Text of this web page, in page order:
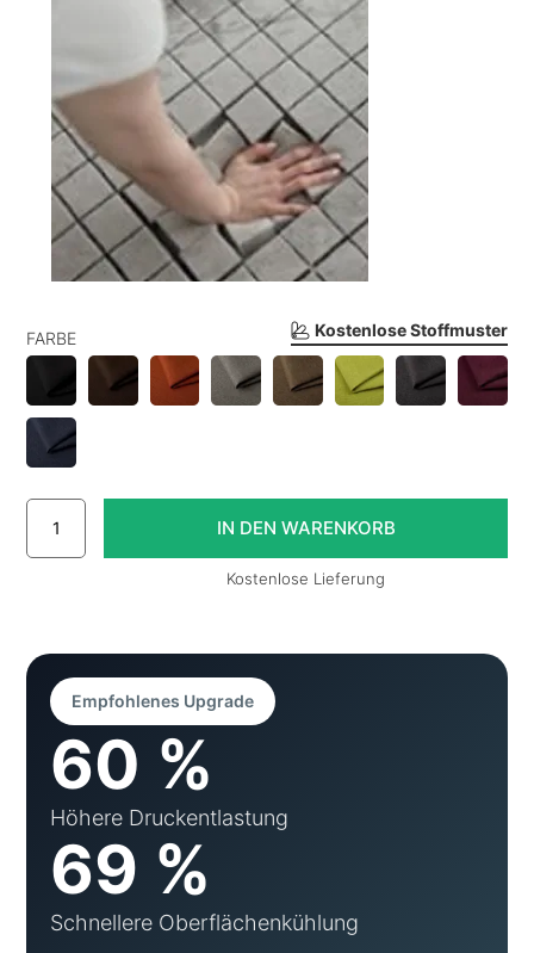
Kostenlose Stoffmuster
FARBE
Kostenlose Lieferung
Empfohlenes Upgrade
60 %
Höhere Druckentlastung
69 %
Schnellere Oberflächenkühlung